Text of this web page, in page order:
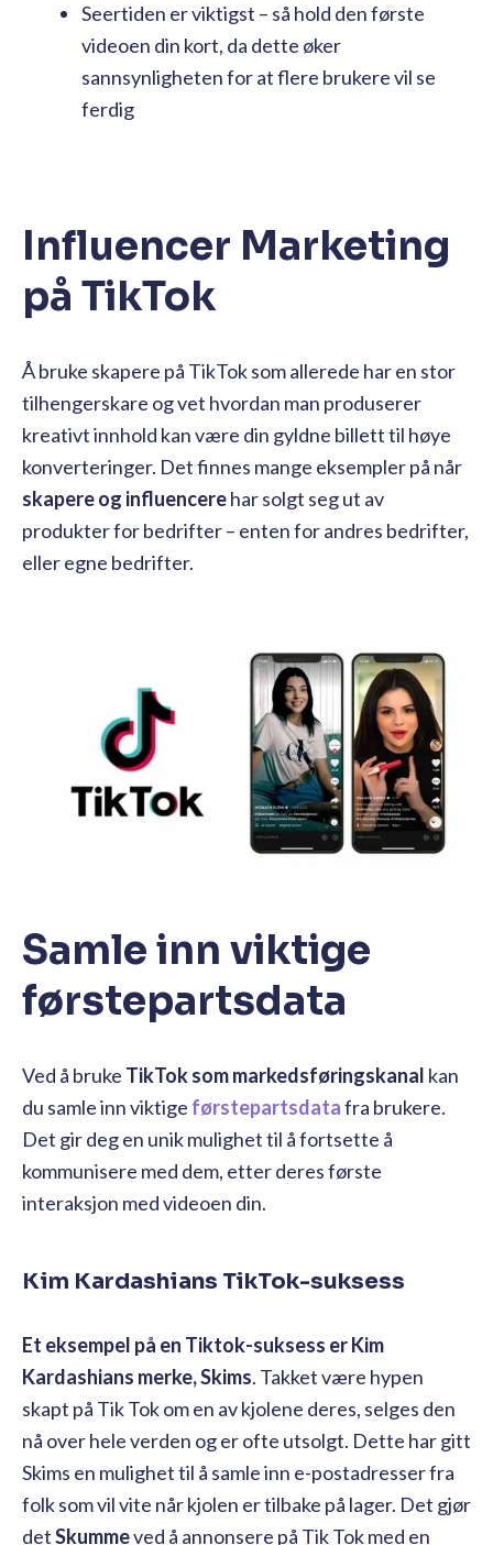
Seertiden er viktigst – så hold den første
videoen din kort, da dette øker
sannsynligheten for at flere brukere vil se
ferdig
Influencer Marketing
på TikTok
Å bruke skapere på TikTok som allerede har en stor
tilhengerskare og vet hvordan man produserer
kreativt innhold kan være din gyldne billett til høye
konverteringer. Det finnes mange eksempler på når
skapere og influencerehar solgt seg ut av
produkter for bedrifter – enten for andres bedrifter,
eller egne bedrifter.
Samle inn viktige
førstepartsdata
Ved å bruke TikTok som markedsføringskanal kan
du samle inn viktige førstepartsdatafra brukere.
Det gir deg en unik mulighet til å fortsette å
kommunisere med dem, etter deres første
interaksjon med videoen din.
Kim Kardashians TikTok-suksess
Et eksempel på en Tiktok-suksess er Kim
Kardashians merke,Skims. Takket være hypen
skapt på Tik Tok om en av kjolene deres, selges den
nå over hele verden og er ofte utsolgt. Dette har gitt
Skims en mulighet til å samle inn e-postadresser fra
folk som vil vite når kjolen er tilbake på lager. Det gjør
detSkummeved å annonsere på Tik Tok med en